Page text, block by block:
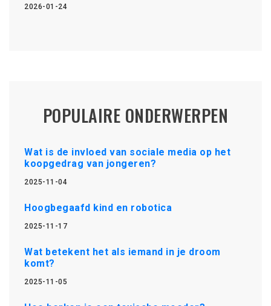
2026-01-24
POPULAIRE ONDERWERPEN
Wat is de invloed van sociale media op het
koopgedrag van jongeren?
2025-11-04
Hoogbegaafd kind en robotica
2025-11-17
Wat betekent het als iemand in je droom
komt?
2025-11-05